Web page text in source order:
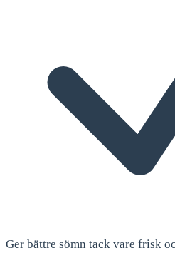
Ger bättre sömn tack vare frisk